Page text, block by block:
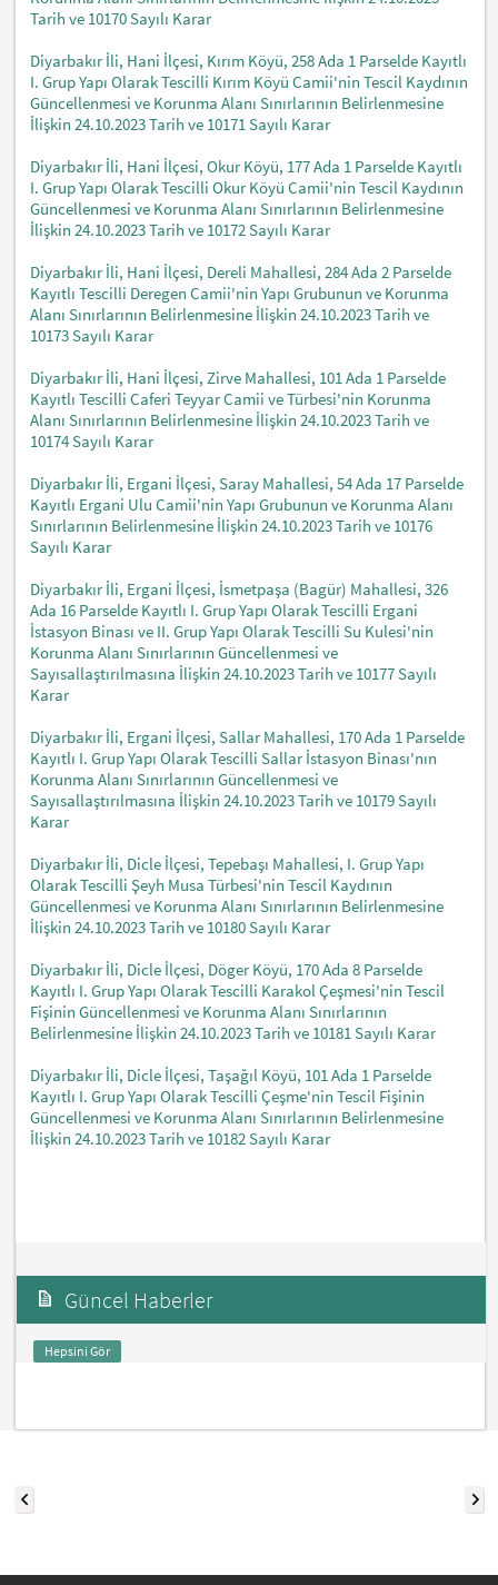
Tarih ve 10170 Sayılı Karar
Diyarbakır İli, Hani İlçesi, Kırım Köyü, 258 Ada 1 Parselde Kayıtlı
I. Grup Yapı Olarak Tescilli Kırım Köyü Camii'nin Tescil Kaydının
Güncellenmesi ve Korunma Alanı Sınırlarının Belirlenmesine
İlişkin 24.10.2023 Tarih ve 10171 Sayılı Karar
Diyarbakır İli, Hani İlçesi, Okur Köyü, 177 Ada 1 Parselde Kayıtlı
I. Grup Yapı Olarak Tescilli Okur Köyü Camii'nin Tescil Kaydının
Güncellenmesi ve Korunma Alanı Sınırlarının Belirlenmesine
İlişkin 24.10.2023 Tarih ve 10172 Sayılı Karar
Diyarbakır İli, Hani İlçesi, Dereli Mahallesi, 284 Ada 2 Parselde
Kayıtlı Tescilli Deregen Camii'nin Yapı Grubunun ve Korunma
Alanı Sınırlarının Belirlenmesine İlişkin 24.10.2023 Tarih ve
10173 Sayılı Karar
Diyarbakır İli, Hani İlçesi, Zirve Mahallesi, 101 Ada 1 Parselde
Kayıtlı Tescilli Caferi Teyyar Camii ve Türbesi'nin Korunma
Alanı Sınırlarının Belirlenmesine İlişkin 24.10.2023 Tarih ve
10174 Sayılı Karar
Diyarbakır İli, Ergani İlçesi, Saray Mahallesi, 54 Ada 17 Parselde
Kayıtlı Ergani Ulu Camii'nin Yapı Grubunun ve Korunma Alanı
Sınırlarının Belirlenmesine İlişkin 24.10.2023 Tarih ve 10176
Sayılı Karar
Diyarbakır İli, Ergani İlçesi, İsmetpaşa (Bagür) Mahallesi, 326
Ada 16 Parselde Kayıtlı I. Grup Yapı Olarak Tescilli Ergani
İstasyon Binası ve II. Grup Yapı Olarak Tescilli Su Kulesi'nin
Korunma Alanı Sınırlarının Güncellenmesi ve
Sayısallaştırılmasına İlişkin 24.10.2023 Tarih ve 10177 Sayılı
Karar
Diyarbakır İli, Ergani İlçesi, Sallar Mahallesi, 170 Ada 1 Parselde
Kayıtlı I. Grup Yapı Olarak Tescilli Sallar İstasyon Binası'nın
Korunma Alanı Sınırlarının Güncellenmesi ve
Sayısallaştırılmasına İlişkin 24.10.2023 Tarih ve 10179 Sayılı
Karar
Diyarbakır İli, Dicle İlçesi, Tepebaşı Mahallesi, I. Grup Yapı
Olarak Tescilli Şeyh Musa Türbesi'nin Tescil Kaydının
Güncellenmesi ve Korunma Alanı Sınırlarının Belirlenmesine
İlişkin 24.10.2023 Tarih ve 10180 Sayılı Karar
Diyarbakır İli, Dicle İlçesi, Döger Köyü, 170 Ada 8 Parselde
Kayıtlı I. Grup Yapı Olarak Tescilli Karakol Çeşmesi'nin Tescil
Fişinin Güncellenmesi ve Korunma Alanı Sınırlarının
Belirlenmesine İlişkin 24.10.2023 Tarih ve 10181 Sayılı Karar
Diyarbakır İli, Dicle İlçesi, Taşağıl Köyü, 101 Ada 1 Parselde
Kayıtlı I. Grup Yapı Olarak Tescilli Çeşme'nin Tescil Fişinin
Güncellenmesi ve Korunma Alanı Sınırlarının Belirlenmesine
İlişkin 24.10.2023 Tarih ve 10182 Sayılı Karar
Güncel Haberler
Hepsini Gör